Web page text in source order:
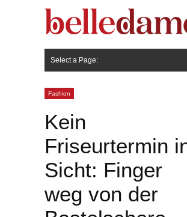
Select a Page:
Fashion
Kein
Friseurtermin
Sicht: Finger
weg von der